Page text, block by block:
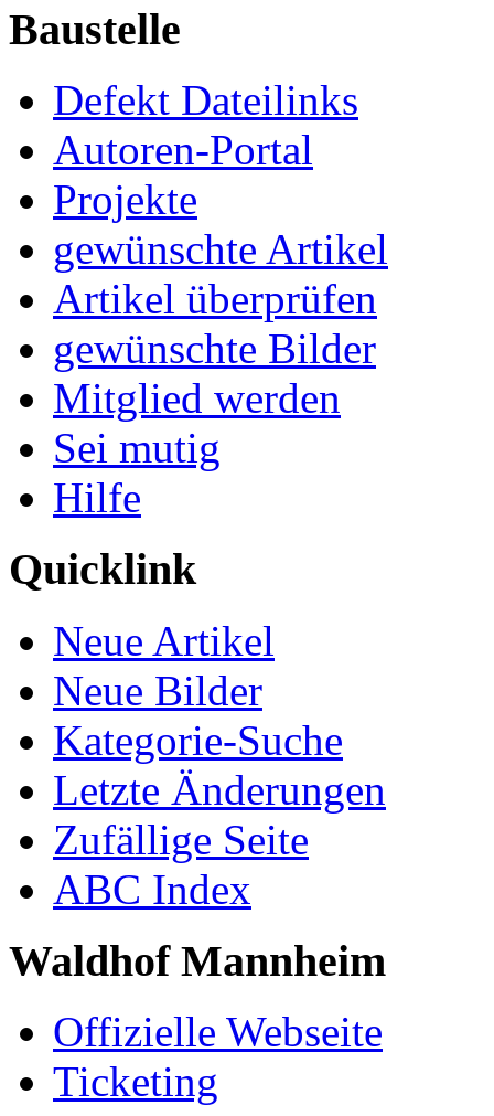
Baustelle
Defekt Dateilinks
Autoren-Portal
Projekte
gewünschte Artikel
Artikel überprüfen
gewünschte Bilder
Mitglied werden
Sei mutig
Hilfe
Quicklink
Neue Artikel
Neue Bilder
Kategorie-Suche
Letzte Änderungen
Zufällige Seite
ABC Index
Waldhof Mannheim
Offizielle Webseite
Ticketing